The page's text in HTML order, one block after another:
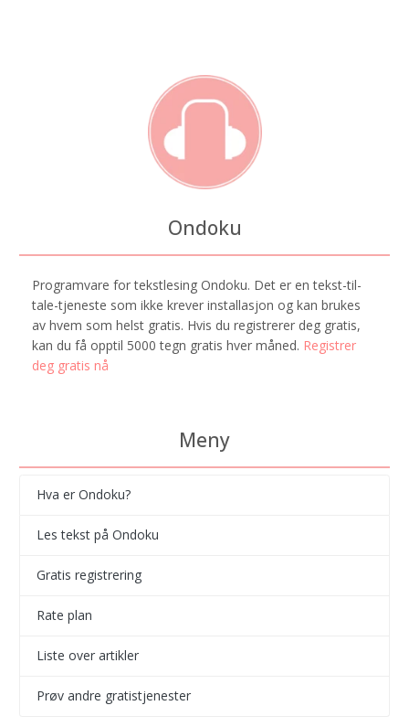
Ondoku
Programvare for tekstlesing Ondoku. Det er en tekst-til-
tale-tjeneste som ikke krever installasjon og kan brukes
av hvem som helst gratis. Hvis du registrerer deg gratis,
kan du få opptil 5000 tegn gratis hver måned. Registrer
deg gratis nå
Meny
Hva er Ondoku?
Les tekst på Ondoku
Gratis registrering
Rate plan
Liste over artikler
Prøv andre gratistjenester